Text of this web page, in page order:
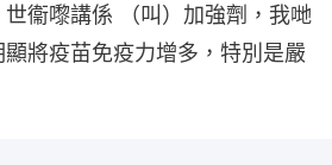
衞嚟講係 （叫）加強劑，我哋
將疫苗免疫力增多，特別是嚴